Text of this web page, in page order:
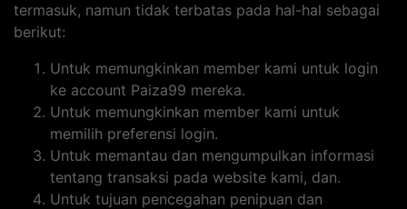
termasuk, namun tidak terbatas pada hal-hal sebagai
berikut:
Untuk memungkinkan member kami untuk login
ke account Paiza99 mereka.
Untuk memungkinkan member kami untuk
memilih preferensi login.
Untuk memantau dan mengumpulkan informasi
tentang transaksi pada website kami, dan.
Untuk tujuan pencegahan penipuan dan